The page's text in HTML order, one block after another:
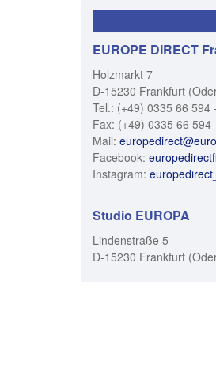
EUROPE DIRECT
Holzmarkt 7
D-15230 Frankfurt
Tel.: (+49) 0335 66 594
Fax: (+49) 0335 66 594
Mail:
Facebook:
Instagram:
Studio EUROPA
Lindenstraße 5
D-15230 Frankfurt